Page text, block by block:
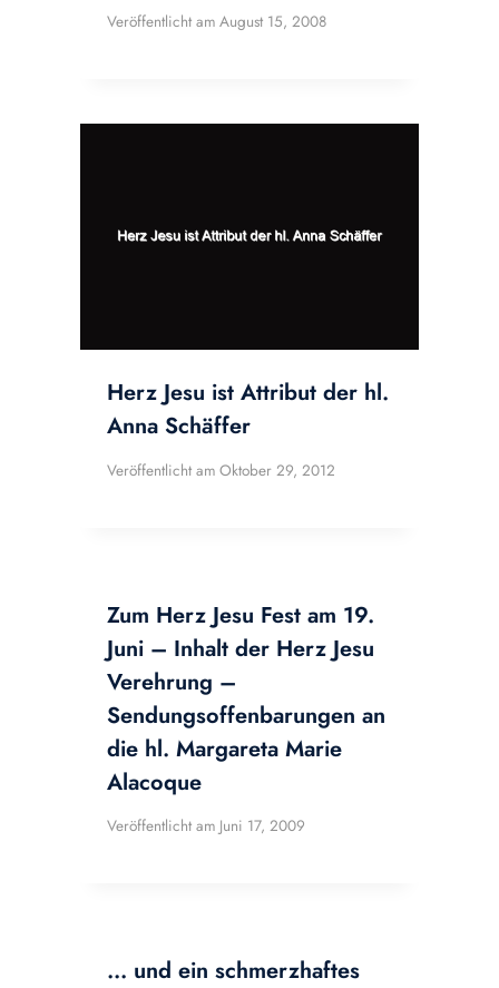
Veröffentlicht am August 15, 2008
Herz Jesu ist Attribut der hl.
Anna Schäffer
Veröffentlicht am Oktober 29, 2012
Zum Herz Jesu Fest am 19.
Juni – Inhalt der Herz Jesu
Verehrung –
Sendungsoffenbarungen an
die hl. Margareta Marie
Alacoque
Veröffentlicht am Juni 17, 2009
… und ein schmerzhaftes